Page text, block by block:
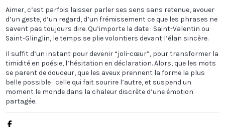
Aimer, c’est parfois laisser parler ses sens sans retenue, avouer
d’un geste, d’un regard, d’un frémissement ce que les phrases ne
savent pas toujours dire. Qu’importe la date : Saint-Valentin ou
Saint-Glinglin, le temps se plie volontiers devant l’élan sincère.
Il suffit d’un instant pour devenir “joli-cœur”, pour transformer la
timidité en poésie, l’hésitation en déclaration. Alors, que les mots
se parent de douceur, que les aveux prennent la forme la plus
belle possible : celle qui fait sourire l’autre, et suspend un
moment le monde dans la chaleur discrète d’une émotion
partagée.